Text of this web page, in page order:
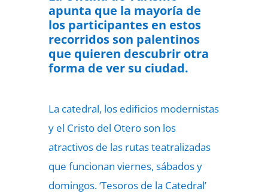
apunta que la mayoría de
los participantes en estos
recorridos son palentinos
que quieren descubrir otra
forma de ver su ciudad.
La catedral, los edificios modernistas
y el Cristo del Otero son los
atractivos de las rutas teatralizadas
que funcionan viernes, sábados y
domingos. ‘Tesoros de la Catedral’